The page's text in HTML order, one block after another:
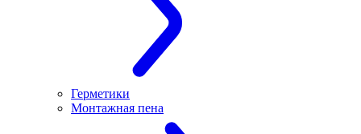
Герметики
Монтажная пена